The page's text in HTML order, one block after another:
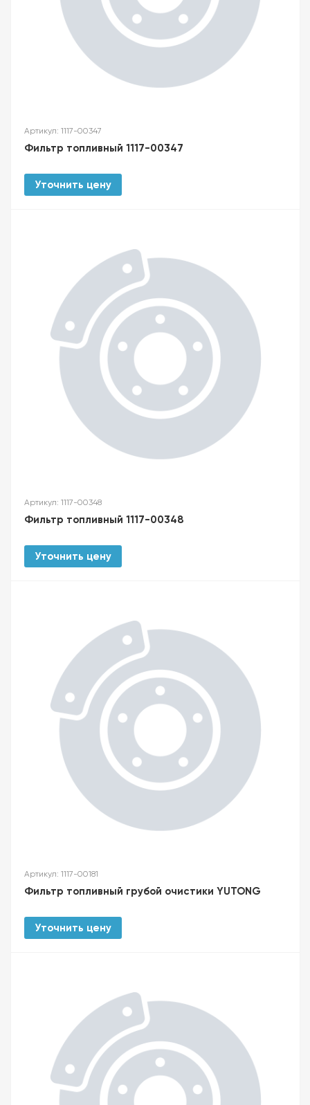
Артикул: 1117-00347
Фильтр топливный 1117-00347
Уточнить цену
Артикул: 1117-00348
Фильтр топливный 1117-00348
Уточнить цену
Артикул: 1117-00181
Фильтр топливный грубой очистики YUTONG
Уточнить цену